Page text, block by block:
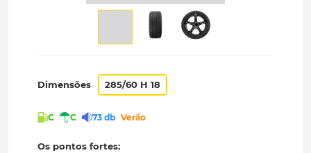
Dimensões 285/60 H 18
C C 73 db Verão
Os pontos fortes: